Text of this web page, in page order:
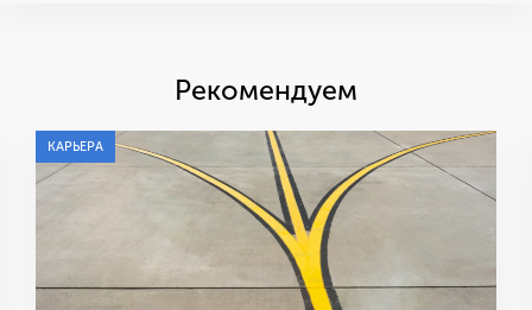
Рекомендуем
КАРЬЕРА